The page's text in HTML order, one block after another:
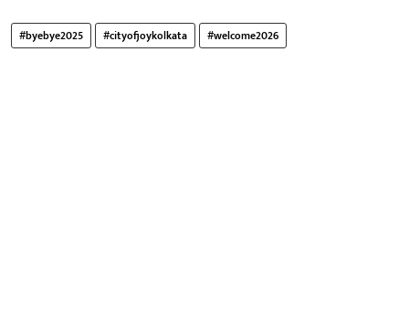
#byebye2025 #cityofjoykolkata #welcome2026